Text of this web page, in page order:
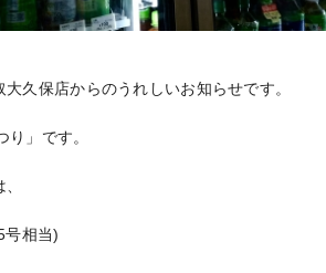
久保店からのうれしいお知らせです。
」です。
号相当)